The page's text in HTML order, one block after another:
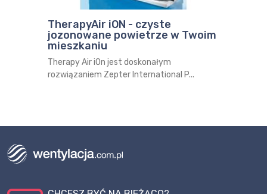
TherapyAir iON - czyste
jozonowane powietrze w Twoim
mieszkaniu
Therapy Air iOn jest doskonałym
rozwiązaniem Zepter International P...